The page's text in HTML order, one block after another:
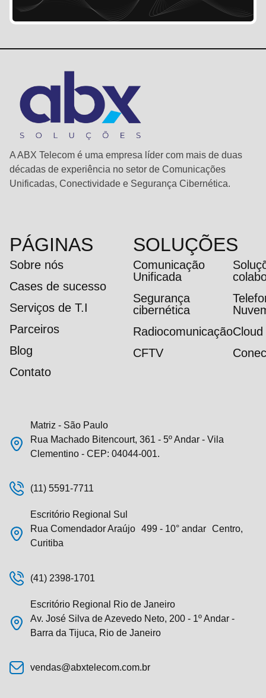
A ABX Telecom é uma empresa líder com mais de duas
décadas de experiência no setor de Comunicações
Unificadas, Conectividade e Segurança Cibernética.
PÁGINAS
Sobre nós
Cases de sucesso
Serviços de T.I
Parceiros
Blog
Contato
SOLUÇÕES
Comunicação
Unificada
Segurança
cibernética
RadiocomunicaçãoCloud
CFTV
Matriz - São Paulo
Rua Machado Bitencourt, 361 - 5º Andar - Vila
Clementino - CEP: 04044-001.
(11) 5591-7711
Escritório Regional Sul
Rua Comendador Araújo 499 - 10° andar Centro,
Curitiba
(41) 2398-1701
Escritório Regional Rio de Janeiro
Av. José Silva de Azevedo Neto, 200 - 1º Andar -
Barra da Tijuca, Rio de Janeiro
vendas@abxtelecom.com.br